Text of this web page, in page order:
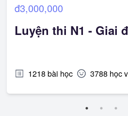
đ3,000,000
Luyện thi N1 - Giai
1218 bài học 3788 học